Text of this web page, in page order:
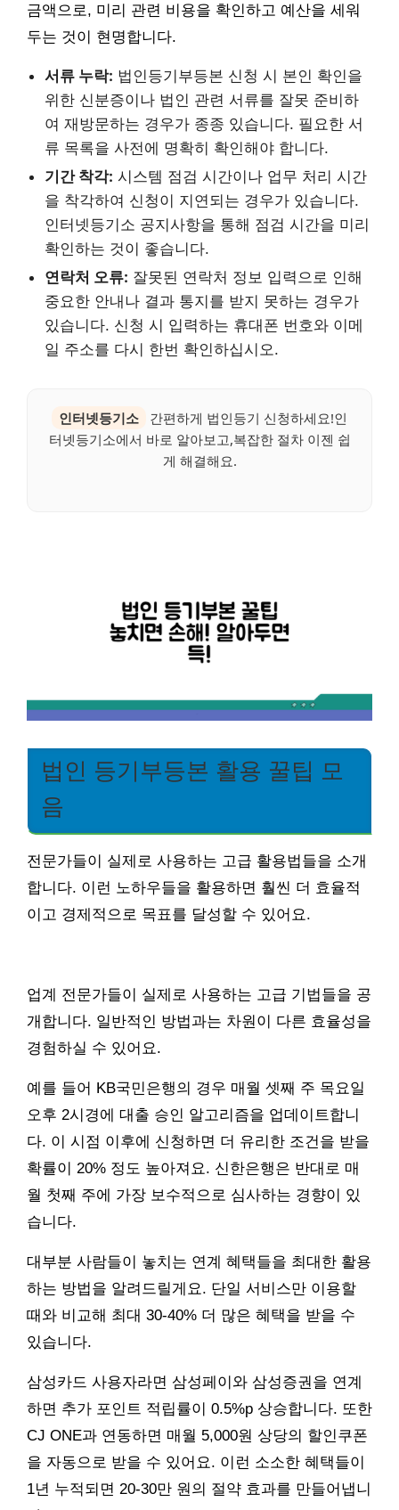
금액으로, 미리 관련 비용을 확인하고 예산을 세워
두는 것이 현명합니다.
서류 누락: 법인등기부등본 신청 시 본인 확인을
위한 신분증이나 법인 관련 서류를 잘못 준비하
여 재방문하는 경우가 종종 있습니다. 필요한 서
류 목록을 사전에 명확히 확인해야 합니다.
기간 착각: 시스템 점검 시간이나 업무 처리 시간
을 착각하여 신청이 지연되는 경우가 있습니다.
인터넷등기소 공지사항을 통해 점검 시간을 미리
확인하는 것이 좋습니다.
연락처 오류: 잘못된 연락처 정보 입력으로 인해
중요한 안내나 결과 통지를 받지 못하는 경우가
있습니다. 신청 시 입력하는 휴대폰 번호와 이메
일 주소를 다시 한번 확인하십시오.
인터넷등기소
간편하게 법인등기 신청하세요!인
터넷등기소에서 바로 알아보고,복잡한 절차 이젠 쉽
게 해결해요.
법인 등기부등본 활용 꿀팁 모
음
전문가들이 실제로 사용하는 고급 활용법들을 소개
합니다. 이런 노하우들을 활용하면 훨씬 더 효율적
이고 경제적으로 목표를 달성할 수 있어요.
업계 전문가들이 실제로 사용하는 고급 기법들을 공
개합니다. 일반적인 방법과는 차원이 다른 효율성을
경험하실 수 있어요.
예를 들어 KB국민은행의 경우 매월 셋째 주 목요일
오후 2시경에 대출 승인 알고리즘을 업데이트합니
다. 이 시점 이후에 신청하면 더 유리한 조건을 받을
확률이 20% 정도 높아져요. 신한은행은 반대로 매
월 첫째 주에 가장 보수적으로 심사하는 경향이 있
습니다.
대부분 사람들이 놓치는 연계 혜택들을 최대한 활용
하는 방법을 알려드릴게요. 단일 서비스만 이용할
때와 비교해 최대 30-40% 더 많은 혜택을 받을 수
있습니다.
삼성카드 사용자라면 삼성페이와 삼성증권을 연계
하면 추가 포인트 적립률이 0.5%p 상승합니다. 또한
CJ ONE과 연동하면 매월 5,000원 상당의 할인쿠폰
을 자동으로 받을 수 있어요. 이런 소소한 혜택들이
1년 누적되면 20-30만 원의 절약 효과를 만들어냅니